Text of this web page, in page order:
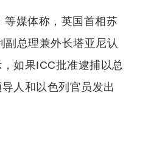
等媒体称，英国首相苏
总理兼外长塔亚尼认
如果ICC批准逮捕以总
人和以色列官员发出